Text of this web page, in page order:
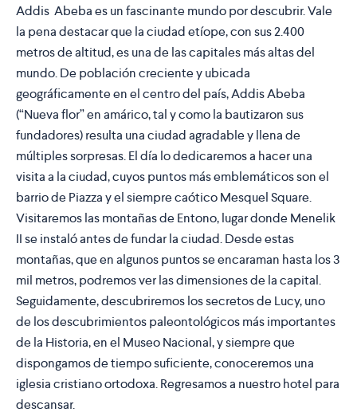
Addis Abeba es un fascinante mundo por descubrir. Vale
la pena destacar que la ciudad etíope, con sus 2.400
metros de altitud, es una de las capitales más altas del
mundo. De población creciente y ubicada
geográficamente en el centro del país, Addis Abeba
(“Nueva flor” en amárico, tal y como la bautizaron sus
fundadores) resulta una ciudad agradable y llena de
múltiples sorpresas. El día lo dedicaremos a hacer una
visita a la ciudad, cuyos puntos más emblemáticos son el
barrio de Piazza y el siempre caótico Mesquel Square.
Visitaremos las montañas de Entono, lugar donde Menelik
II se instaló antes de fundar la ciudad. Desde estas
montañas, que en algunos puntos se encaraman hasta los 3
mil metros, podremos ver las dimensiones de la capital.
Seguidamente, descubriremos los secretos de Lucy, uno
de los descubrimientos paleontológicos más importantes
de la Historia, en el Museo Nacional, y siempre que
dispongamos de tiempo suficiente, conoceremos una
iglesia cristiano ortodoxa. Regresamos a nuestro hotel para
descansar.